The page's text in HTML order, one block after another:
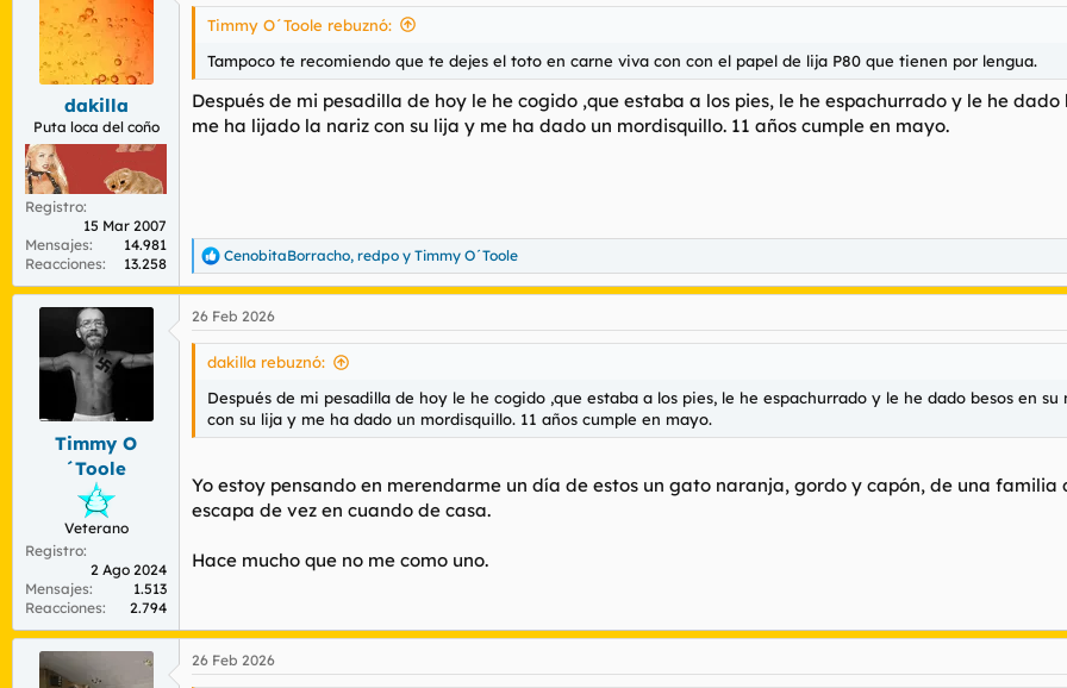
dakilla
Puta loca del coño
Registro
15 Mar 2007
Mensajes
14.981
Reacciones
13.258
Timmy O´Toole rebuznó:
Tampoco te recomiendo que te dejes el toto en carne viva con con el papel de lija P80 que tienen por lengua.
Después de mi pesadilla de hoy le he cogido ,que estaba a los pies, le he espachurrado y le he
me ha lijado la nariz con su lija y me ha dado un mordisquillo. 11 años cumple en mayo.
R
e
c
c
e
s
CenobitaBorracho, redpo y Timmy O´Toole
Timmy O
´Toole
Veterano
Registro
2 Ago 2024
Mensajes
1.513
Reacciones
2.794
26 Feb 2026
dakilla rebuznó:
Después de mi pesadilla de hoy le he cogido ,que estaba a los pies, le he espachurrado y le he dado besos en
con su lija y me ha dado un mordisquillo. 11 años cumple en mayo.
Yo estoy pensando en merendarme un día de estos un gato naranja, gordo y capón, de una
escapa de vez en cuando de casa.
Hace mucho que no me como uno.
26 Feb 2026